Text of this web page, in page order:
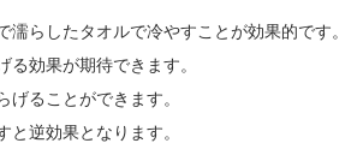
らしたタオルで冷やすことが効果的です。
効果が期待できます。
ることができます。
逆効果となります。